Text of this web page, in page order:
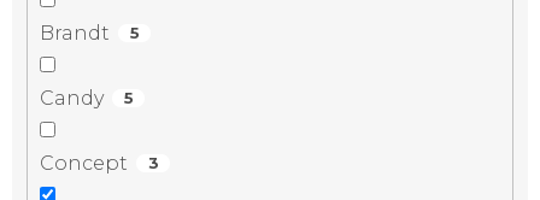
Brandt 5
Candy 5
Concept 3